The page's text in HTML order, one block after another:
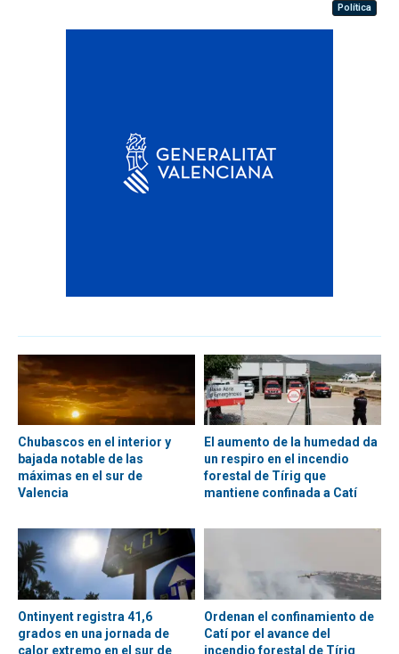
Política
Chubascos en el interior y
bajada notable de las
máximas en el sur de
Valencia
El aumento de la humedad da
un respiro en el incendio
forestal de Tírig que
mantiene confinada a Catí
Ontinyent registra 41,6
grados en una jornada de
calor extremo en el sur de
Ordenan el confinamiento de
Catí por el avance del
incendio forestal de Tírig